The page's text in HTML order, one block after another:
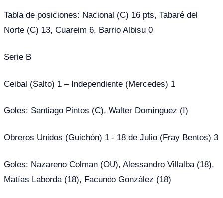
Tabla de posiciones: Nacional (C) 16 pts, Tabaré del
Norte (C) 13, Cuareim 6, Barrio Albisu 0
Serie B
Ceibal (Salto) 1 – Independiente (Mercedes) 1
Goles: Santiago Pintos (C), Walter Domínguez (I)
Obreros Unidos (Guichón) 1 - 18 de Julio (Fray Bentos) 3
Goles: Nazareno Colman (OU), Alessandro Villalba (18),
Matías Laborda (18), Facundo González (18)